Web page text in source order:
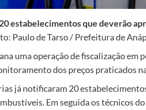
estabelecimentos que deverão
Paulo de Tarso / Prefeitura de
uma operação de fiscalização em
dos preços praticados
já notificaram 20
Em seguida os técnicos